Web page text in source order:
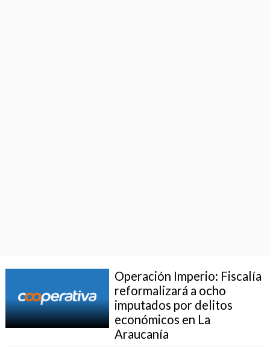
Operación Imperio: Fiscalía
reformalizará a ocho
imputados por delitos
económicos en La
Araucanía